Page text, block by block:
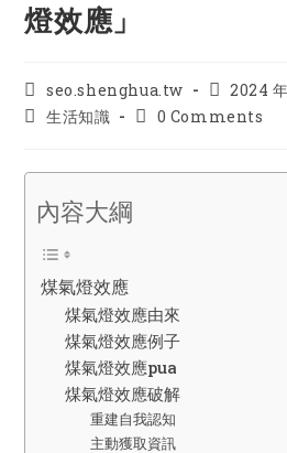
燈效應」
Post
author:
seo.shenghua.tw
Post
published:
2024
Post生活知識
Post0 Comments
內容大綱
煤氣燈效應
煤氣燈效應由來
煤氣燈效應例子
煤氣燈效應pua
煤氣燈效應破解
重建自我認知
主動獲取資訊